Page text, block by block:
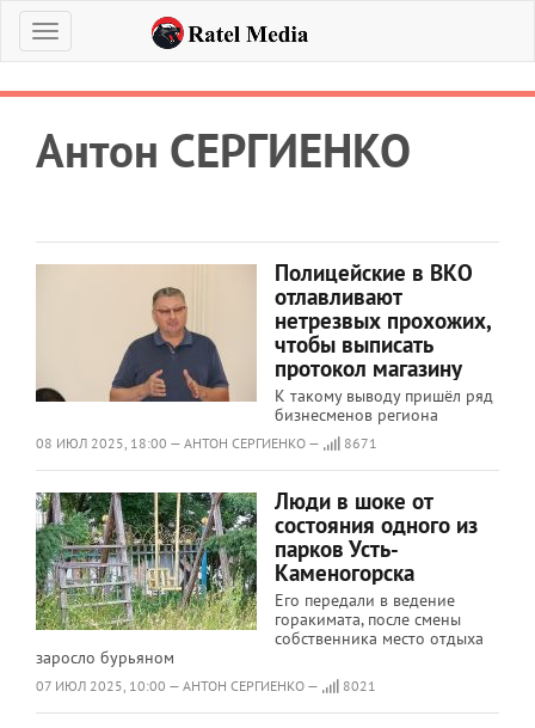
Меню
Антон СЕРГИЕНКО
Полицейские в ВКО
отлавливают
нетрезвых прохожих,
чтобы выписать
протокол магазину
К такому выводу пришёл ряд
бизнесменов региона
08 ИЮЛ 2025, 18:00 — АНТОН СЕРГИЕНКО — 8671
Люди в шоке от
состояния одного из
парков Усть-
Каменогорска
Его передали в ведение
горакимата, после смены
собственника место отдыха
заросло бурьяном
07 ИЮЛ 2025, 10:00 — АНТОН СЕРГИЕНКО — 8021